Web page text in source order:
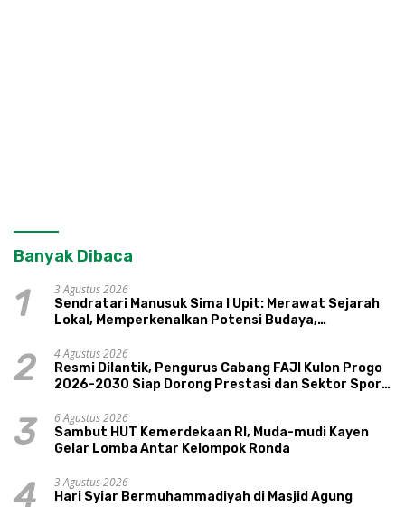
Banyak Dibaca
1
3 Agustus 2026
Sendratari Manusuk Sima I Upit: Merawat Sejarah
Lokal, Memperkenalkan Potensi Budaya,
2
4 Agustus 2026
Resmi Dilantik, Pengurus Cabang FAJI Kulon Progo
2026-2030 Siap Dorong Prestasi dan Sektor Sport
3
6 Agustus 2026
Sambut HUT Kemerdekaan RI, Muda-mudi Kayen
Gelar Lomba Antar Kelompok Ronda
4
3 Agustus 2026
Hari Syiar Bermuhammadiyah di Masjid Agung